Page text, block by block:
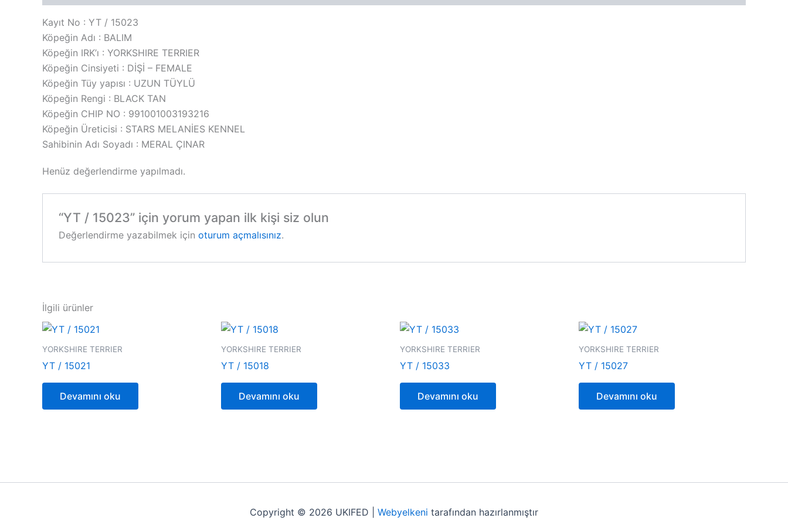
Kayıt No : YT / 15023
Köpeğin Adı : BALIM
Köpeğin IRK’ı : YORKSHIRE TERRIER
Köpeğin Cinsiyeti : DİŞİ – FEMALE
Köpeğin Tüy yapısı : UZUN TÜYLÜ
Köpeğin Rengi : BLACK TAN
Köpeğin CHIP NO : 991001003193216
Köpeğin Üreticisi : STARS MELANİES KENNEL
Sahibinin Adı Soyadı : MERAL ÇINAR
Henüz değerlendirme yapılmadı.
“YT / 15023” için yorum yapan ilk kişi siz olun
Değerlendirme yazabilmek için oturum açmalısınız.
İlgili ürünler
YORKSHIRE TERRIER
YT / 15021
Devamını oku
YORKSHIRE TERRIER
YT / 15018
Devamını oku
YORKSHIRE TERRIER
YT / 15033
Devamını oku
YORKSHIRE TERRIER
YT / 15027
Devamını oku
Copyright © 2026 UKIFED | Webyelkeni tarafından hazırlanmıştır